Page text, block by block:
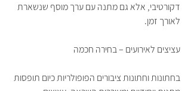
דקורטיבי, אלא גם מתנה עם ערך מוסף שנשארת
לאורך זמן.
עציצים לאירועים – בחירה חכמה
בחתונות וחתונות ציבורים הפופולריות כיום תופסות